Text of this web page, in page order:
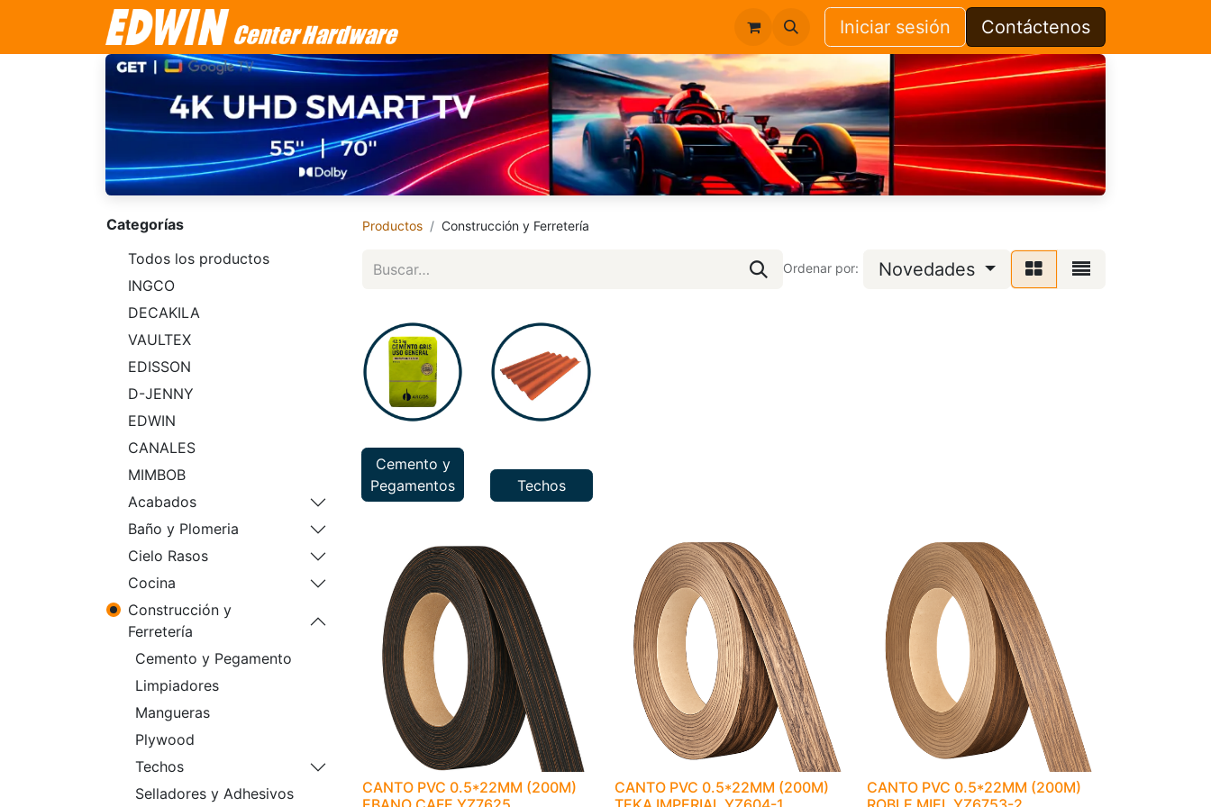
Iniciar sesión Contáctenos
Categorías
Todos los productos
INGCO
DECAKILA
VAULTEX
EDISSON
D-JENNY
EDWIN
CANALES
MIMBOB
Acabados
Baño y Plomeria
Cielo Rasos
Cocina
Construcción y
Ferretería
Cemento y Pegamento
Limpiadores
Mangueras
Plywood
Techos
Selladores y Adhesivos
Productos Construcción y Ferretería
Ordenar por: Novedades
Cemento y
Pegamentos
Techos
CANTO PVC 0.5*22MM (200M)
CANTO PVC 0.5*22MM (200M)
CANTO PVC 0.5*22MM (200M)